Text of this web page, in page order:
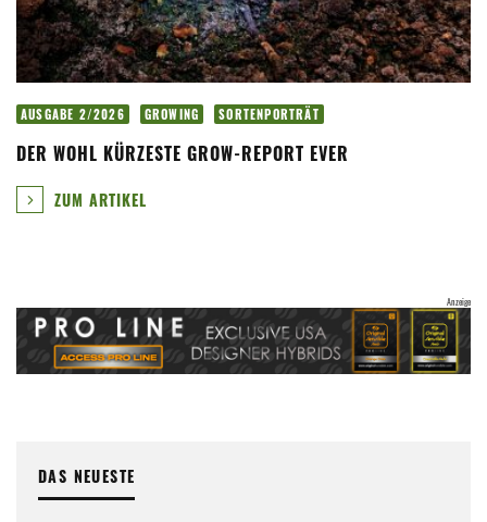
AUSGABE 2/2026 GROWING SORTENPORTRÄT
DER WOHL KÜRZESTE GROW-REPORT EVER
ZUM ARTIKEL
DAS NEUESTE